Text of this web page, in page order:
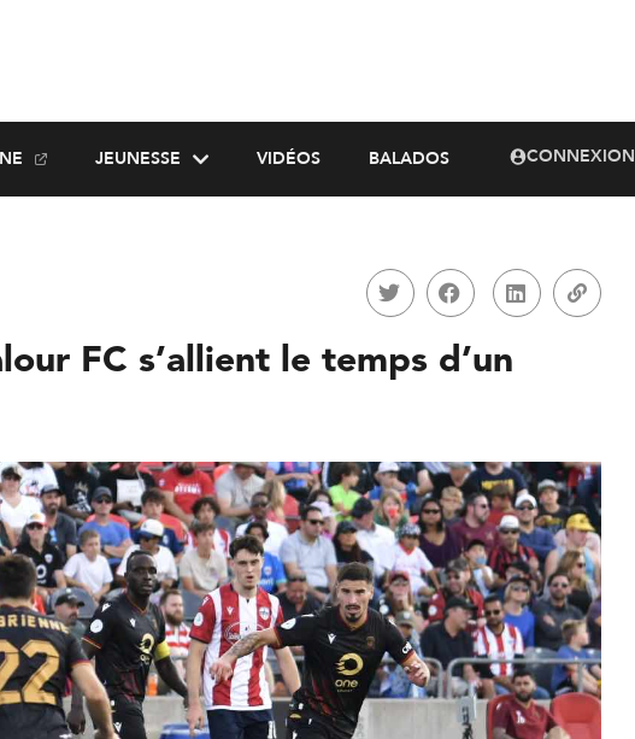
JEUNESSE VIDÉOS BALADOS CONNEXION
FC s’allient le temps d’un